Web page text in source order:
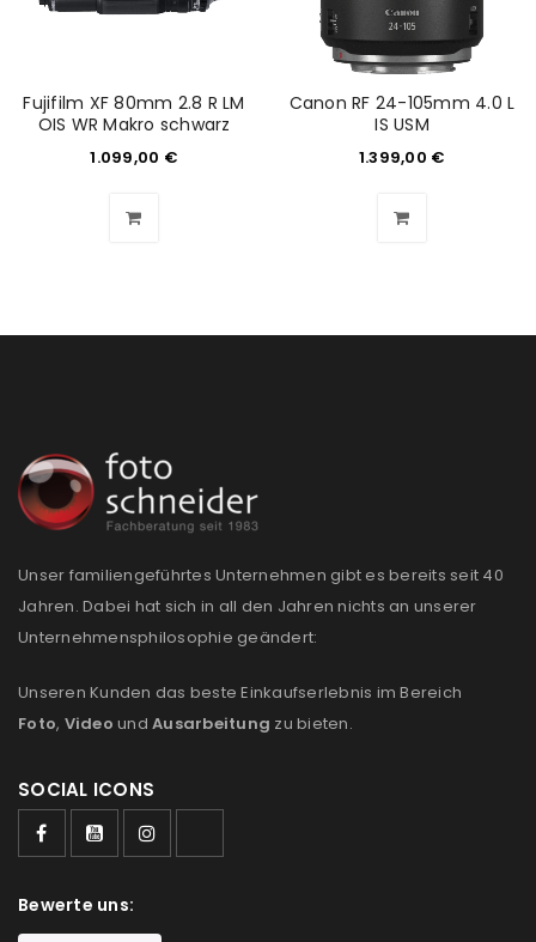
Please select all the ways you would like to hear from
Ich stimme zu
Ja, ich möchte ein Kundenkonto eröffnen und
Fujifilm XF 80mm 2.8 R LM
OIS WR Makro schwarz
1.099,00 €
Canon RF 24-105mm 4.0 L
IS USM
1.399,00 €
Unser familiengeführtes Unternehmen gibt es bereits seit 40
Jahren. Dabei hat sich in all den Jahren nichts an unserer
Unternehmensphilosophie geändert:
Unseren Kunden das beste Einkaufserlebnis im Bereich
Foto, Video und Ausarbeitung zu bieten.
SOCIAL ICONS
Bewerte uns: